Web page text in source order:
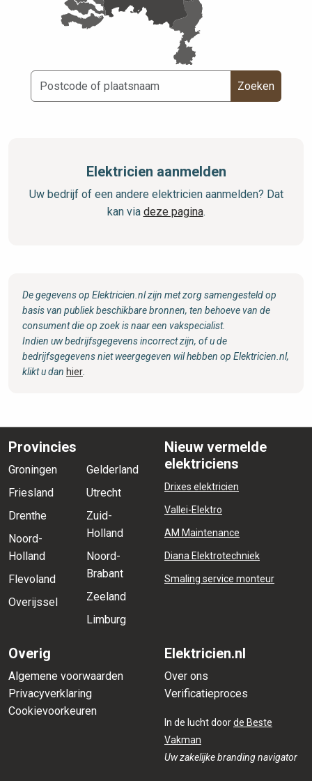
Zoeken
Elektricien aanmelden
Uw bedrijf of een andere elektricien aanmelden? Dat
kan via deze pagina.
De gegevens op Elektricien.nl zijn met zorg samengesteld op
basis van publiek beschikbare bronnen, ten behoeve van de
consument die op zoek is naar een vakspecialist.
Indien uw bedrijfsgegevens incorrect zijn, of u de
bedrijfsgegevens niet weergegeven wil hebben op Elektricien.nl,
klikt u dan hier
Provincies
Groningen
Friesland
Drenthe
Noord-
Holland
Flevoland
Overijssel
Gelderland
Utrecht
Zuid-
Holland
Noord-
Brabant
Zeeland
Limburg
Nieuw vermelde
elektriciens
Drixes elektricien
Vallei-Elektro
AM Maintenance
Diana Elektrotechniek
Smaling service monteur
Overig
Algemene voorwaarden
Privacyverklaring
Cookievoorkeuren
Elektricien.nl
Over ons
Verificatieproces
In de lucht doorde Beste
Vakman
Uw zakelijke branding navigator